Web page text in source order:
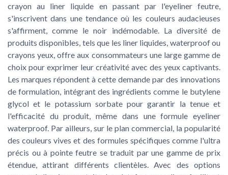
crayon au liner liquide en passant par l'eyeliner feutre,
s'inscrivent dans une tendance où les couleurs audacieuses
s'affirment, comme le noir indémodable. La diversité de
produits disponibles, tels que les liner liquides, waterproof ou
crayons yeux, offre aux consommateurs une large gamme de
choix pour exprimer leur créativité avec des yeux captivants.
Les marques répondent à cette demande par des innovations
de formulation, intégrant des ingrédients comme le butylene
glycol et le potassium sorbate pour garantir la tenue et
l'efficacité du produit, même dans une formule eyeliner
waterproof. Par ailleurs, sur le plan commercial, la popularité
des couleurs vives et des formules spécifiques comme l'ultra
précis ou à pointe feutre se traduit par une gamme de prix
étendue, attirant différents clientèles. Avec des options